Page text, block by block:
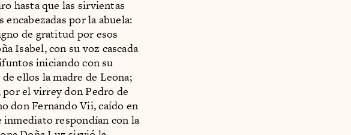
hasta que las sirvientas
por la abuela:
de gratitud por esos
Isabel, con su voz cascada
iniciando con su
ellos la madre de Leona;
el virrey don Pedro de
don Fernando Vii, caído en
inmediato respondían con la